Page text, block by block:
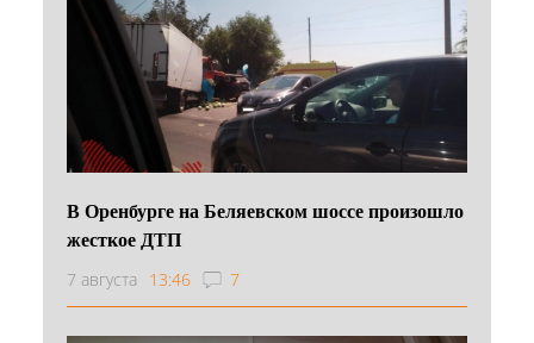
В Оренбурге на Беляевском шоссе произошло
жесткое ДТП
7 августа 13:46 7